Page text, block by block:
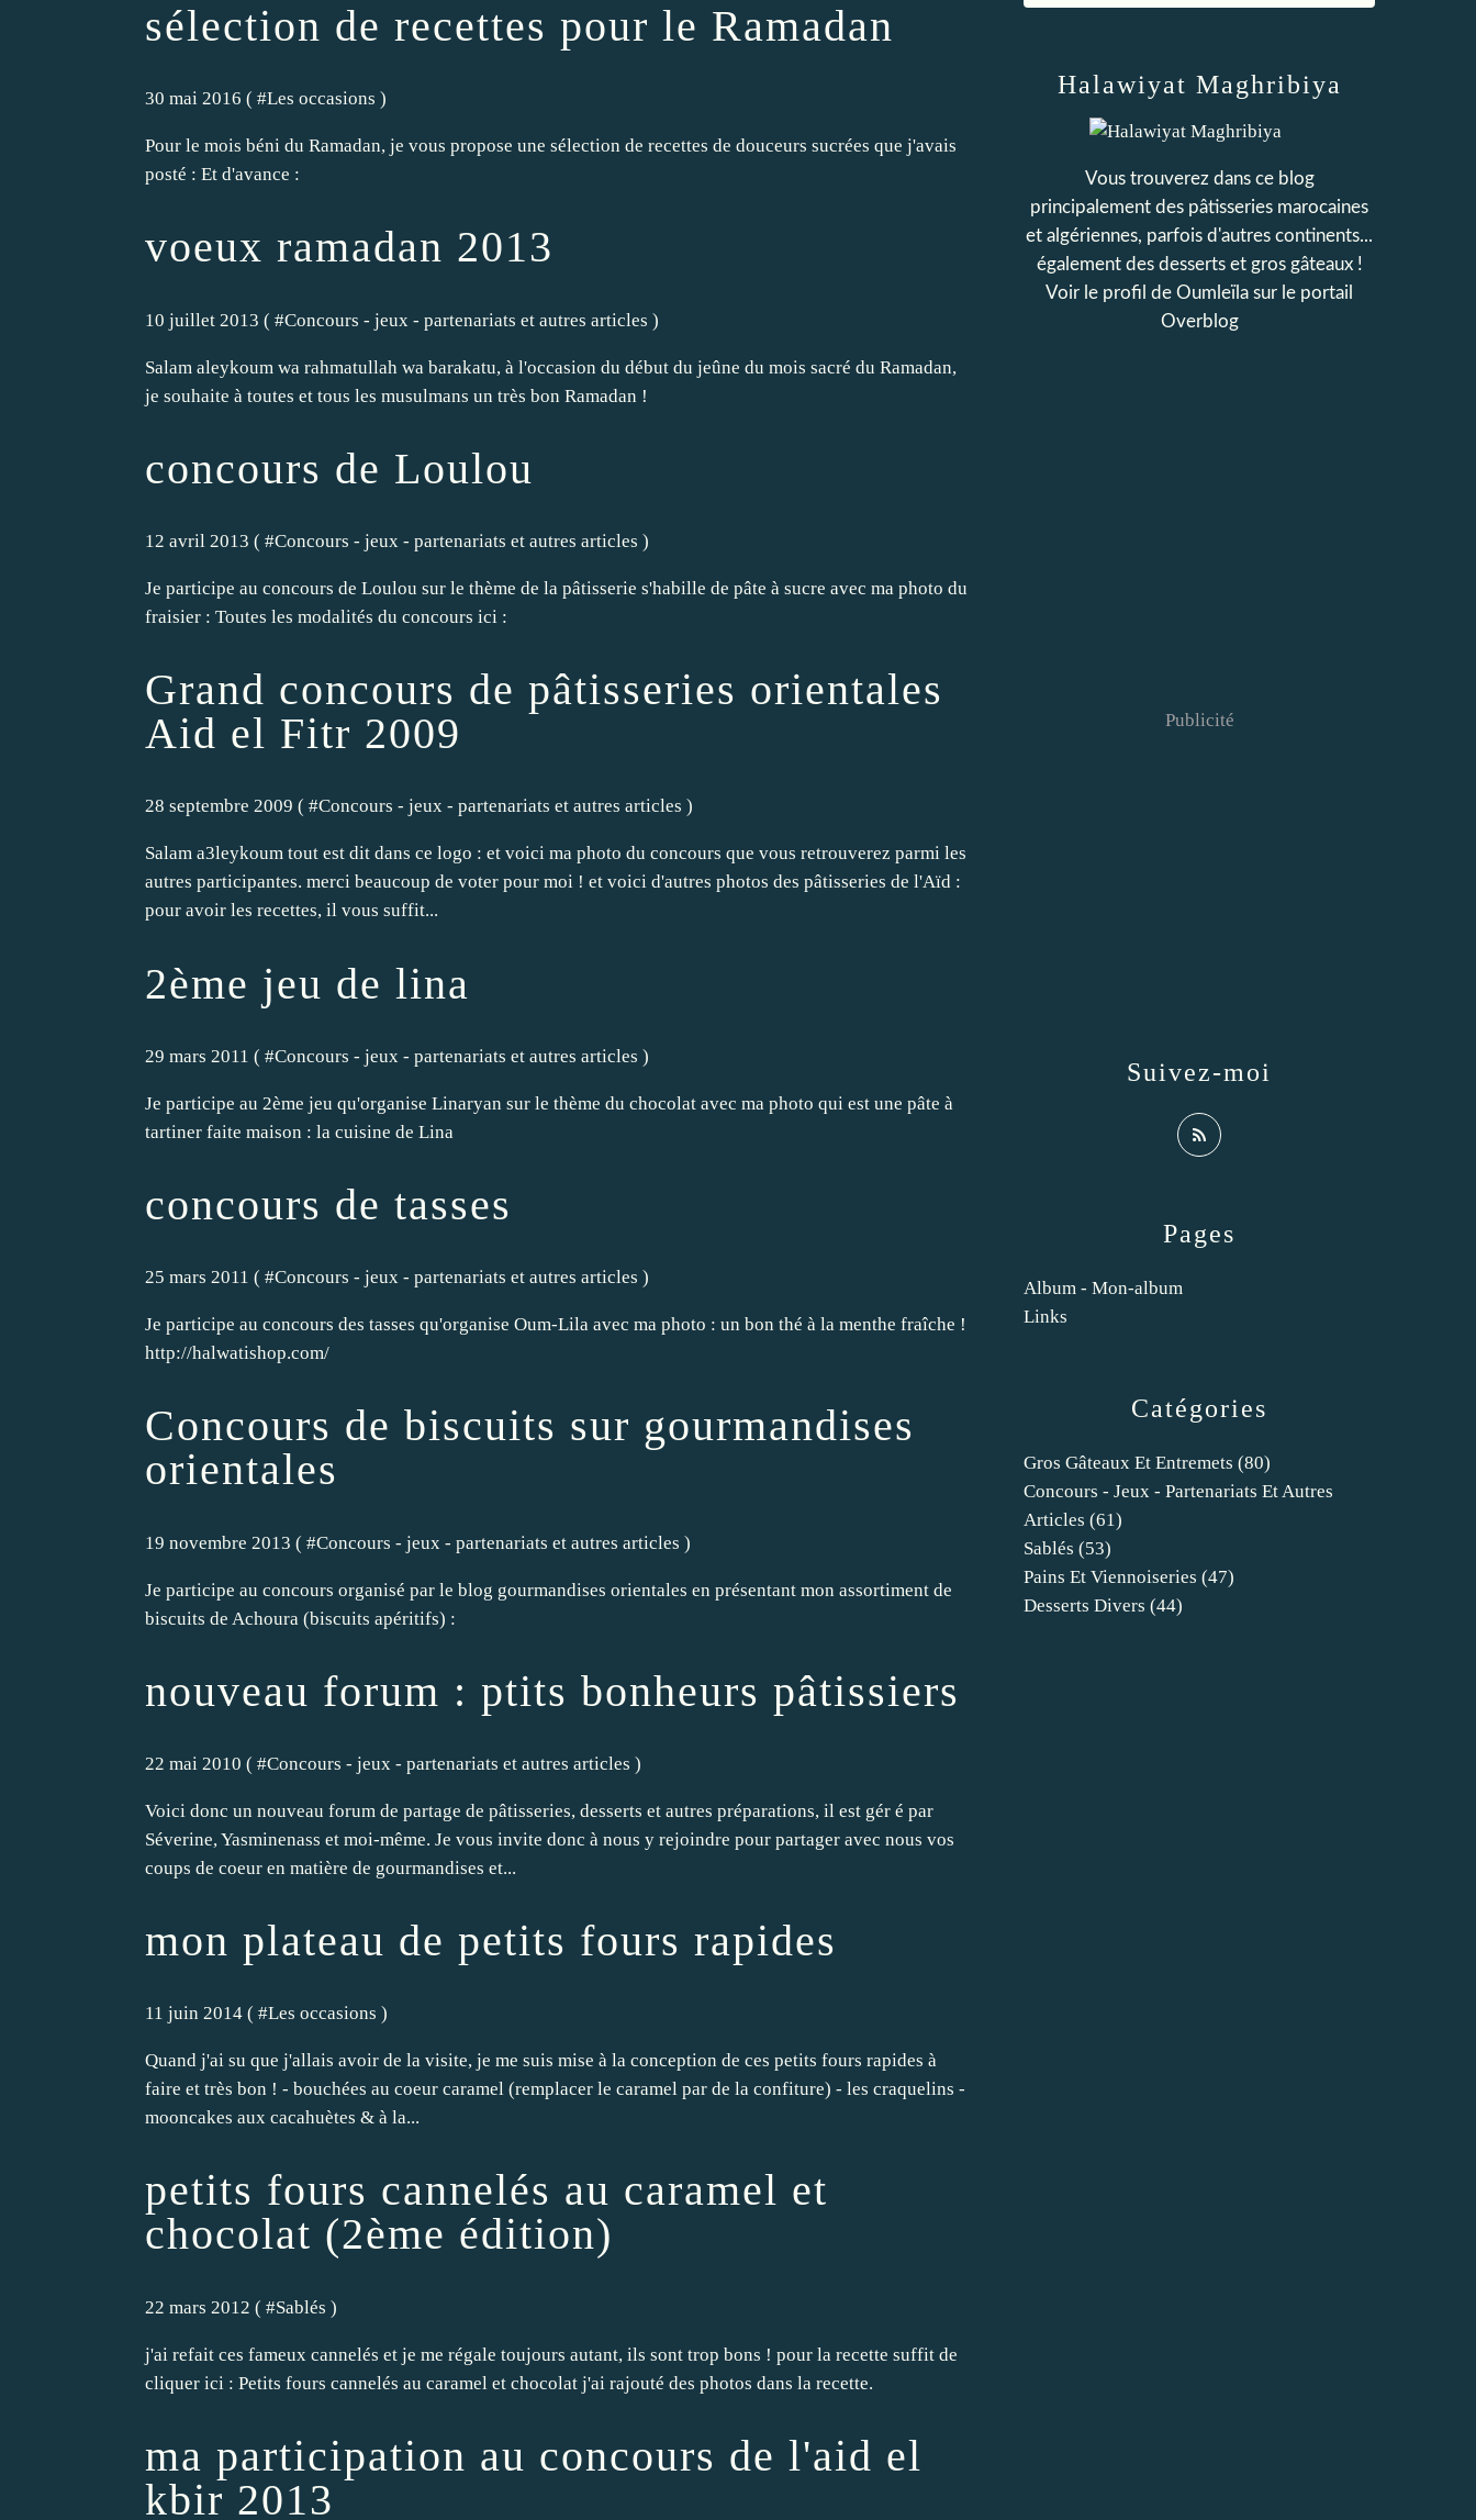
sélection de recettes pour le Ramadan
30 mai 2016 ( #Les occasions )
Pour le mois béni du Ramadan, je vous propose une sélection de recettes de douceurs sucrées que j'avais
posté : Et d'avance :
voeux ramadan 2013
10 juillet 2013 ( #Concours - jeux - partenariats et autres articles )
Salam aleykoum wa rahmatullah wa barakatu, à l'occasion du début du jeûne du mois sacré du Ramadan,
je souhaite à toutes et tous les musulmans un très bon Ramadan !
concours de Loulou
12 avril 2013 ( #Concours - jeux - partenariats et autres articles )
Je participe au concours de Loulou sur le thème de la pâtisserie s'habille de pâte à sucre avec ma photo du
fraisier : Toutes les modalités du concours ici :
Grand concours de pâtisseries orientales
Aid el Fitr 2009
28 septembre 2009 ( #Concours - jeux - partenariats et autres articles )
Salam a3leykoum tout est dit dans ce logo : et voici ma photo du concours que vous retrouverez parmi les
autres participantes. merci beaucoup de voter pour moi ! et voici d'autres photos des pâtisseries de l'Aïd :
pour avoir les recettes, il vous suffit...
2ème jeu de lina
29 mars 2011 ( #Concours - jeux - partenariats et autres articles )
Je participe au 2ème jeu qu'organise Linaryan sur le thème du chocolat avec ma photo qui est une pâte à
tartiner faite maison : la cuisine de Lina
concours de tasses
25 mars 2011 ( #Concours - jeux - partenariats et autres articles )
Je participe au concours des tasses qu'organise Oum-Lila avec ma photo : un bon thé à la menthe fraîche !
http://halwatishop.com/
Concours de biscuits sur gourmandises
orientales
19 novembre 2013 ( #Concours - jeux - partenariats et autres articles )
Je participe au concours organisé par le blog gourmandises orientales en présentant mon assortiment de
biscuits de Achoura (biscuits apéritifs) :
nouveau forum : ptits bonheurs pâtissiers
22 mai 2010 ( #Concours - jeux - partenariats et autres articles )
Voici donc un nouveau forum de partage de pâtisseries, desserts et autres préparations, il est gér é par
Séverine, Yasminenass et moi-même. Je vous invite donc à nous y rejoindre pour partager avec nous vos
coups de coeur en matière de gourmandises et...
mon plateau de petits fours rapides
11 juin 2014 ( #Les occasions )
Quand j'ai su que j'allais avoir de la visite, je me suis mise à la conception de ces petits fours rapides à
faire et très bon ! - bouchées au coeur caramel (remplacer le caramel par de la confiture) - les craquelins -
mooncakes aux cacahuètes & à la...
petits fours cannelés au caramel et
chocolat (2ème édition)
22 mars 2012 ( #Sablés )
j'ai refait ces fameux cannelés et je me régale toujours autant, ils sont trop bons ! pour la recette suffit de
cliquer ici : Petits fours cannelés au caramel et chocolat j'ai rajouté des photos dans la recette.
ma participation au concours de l'aid el
kbir 2013
Catégories
Gros Gâteaux Et Entremets (80)
Concours - Jeux - Partenariats Et Autres
Articles (61)
Sablés (53)
Pains Et Viennoiseries (47)
Desserts Divers (44)
Pages
Album - Mon-album
Links
Halawiyat Maghribiya
Vous trouverez dans ce blog
principalement des pâtisseries marocaines
et algériennes, parfois d'autres continents...
également des desserts et gros gâteaux !
Voir le profil de Oumleïla sur le portail
Overblog
Suivez-moi
Publicité